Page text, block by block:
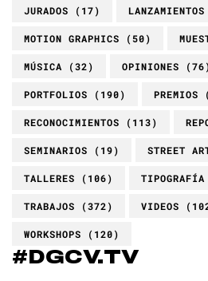
JURADOS (17) LANZAMIENTOS
MOTION GRAPHICS (50)
MÚSICA (32) OPINIONES
PORTFOLIOS (190) PREMIOS
RECONOCIMIENTOS (113)
SEMINARIOS (19) STREET
TALLERES (106) TIPOGRAFÍA
TRABAJOS (372) VIDEOS
WORKSHOPS (120)
#DGCV.TV